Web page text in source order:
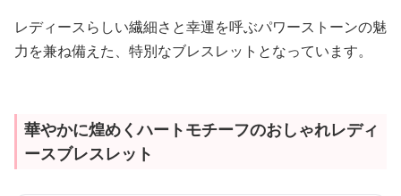
レディースらしい繊細さと幸運を呼ぶパワーストーンの魅
力を兼ね備えた、特別なブレスレットとなっています。
華やかに煌めくハートモチーフのおしゃれレディ
ースブレスレット